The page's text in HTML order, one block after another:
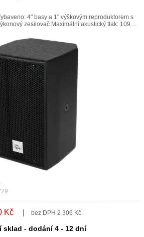
4" basy a 1" výškovým reproduktorem s
zesilovač Maximální akustický tlak: 109 ...
Kč bez DPH 2 306 Kč
sklad - dodání 4 - 12 dní